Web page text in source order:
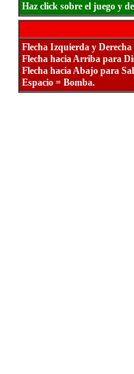
Haz click sobre el juego y
Flecha Izquierda y
Flecha hacia Arriba para
Flecha hacia Abajo para
Espacio = Bomba.